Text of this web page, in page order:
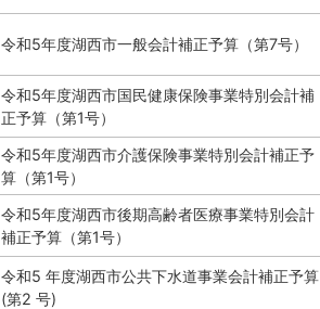
令和5年度湖西市一般会計補正予算（第7号）
令和5年度湖西市国民健康保険事業特別会計補
正予算（第1号）
令和5年度湖西市介護保険事業特別会計補正予
算（第1号）
令和5年度湖西市後期高齢者医療事業特別会計
補正予算（第1号）
令和5 年度湖西市公共下水道事業会計補正予算
(第2 号)